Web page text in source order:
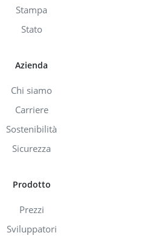
Stampa
Stato
Azienda
Chi siamo
Carriere
Sostenibilità
Sicurezza
Prodotto
Prezzi
Sviluppatori